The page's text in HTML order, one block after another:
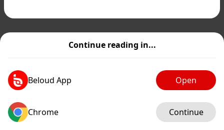
Continue reading in...
Beloud App Open
Chrome Continue